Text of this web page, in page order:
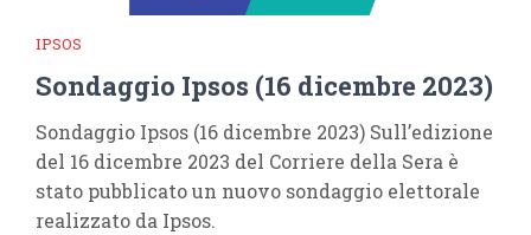
IPSOS
Sondaggio Ipsos (16 dicembre 2023)
Sondaggio Ipsos (16 dicembre 2023) Sull’edizione
del 16 dicembre 2023 del Corriere della Sera è
stato pubblicato un nuovo sondaggio elettorale
realizzato da Ipsos.